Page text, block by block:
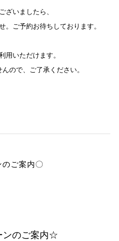
ざいましたら、
。ご予約お待ちしております。
用いただけます。
ので、ご了承ください。
ご案内〇
ンのご案内☆